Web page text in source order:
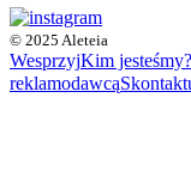
© 2025 Aleteia
WesprzyjKim jesteśmy?
reklamodawcą